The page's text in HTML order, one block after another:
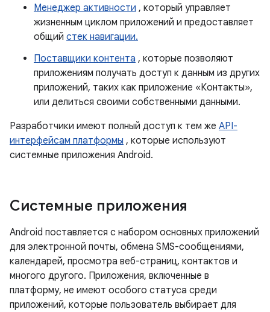
Менеджер активности , который управляет
жизненным циклом приложений и предоставляет
общий стек навигации.
Поставщики контента , которые позволяют
приложениям получать доступ к данным из других
приложений, таких как приложение «Контакты»,
или делиться своими собственными данными.
Разработчики имеют полный доступ к тем же API-
интерфейсам платформы , которые используют
системные приложения Android.
Системные приложения
Android поставляется с набором основных приложений
для электронной почты, обмена SMS-сообщениями,
календарей, просмотра веб-страниц, контактов и
многого другого. Приложения, включенные в
платформу, не имеют особого статуса среди
приложений, которые пользователь выбирает для